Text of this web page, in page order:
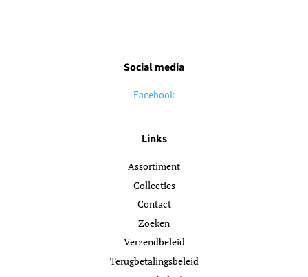
Social media
Facebook
Links
Assortiment
Collecties
Contact
Zoeken
Verzendbeleid
Terugbetalingsbeleid